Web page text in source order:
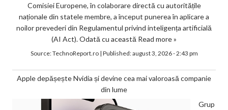
Comisiei Europene, în colaborare directă cu autoritățile
naționale din statele membre, a început punerea în aplicare a
noilor prevederi din Regulamentul privind inteligența artificială
(AI Act). Odată cu această Read more »
Source:TechnoReport.ro| Published:august 3, 2026 - 2:43 pm
Apple depășește Nvidia și devine cea mai valoroasă companie
din lume
Grup